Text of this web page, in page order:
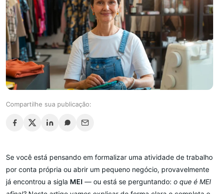
Compartilhe sua publicação:
Se você está pensando em formalizar uma atividade de trabalho
por conta própria ou abrir um pequeno negócio, provavelmente
já encontrou a sigla MEI — ou está se perguntando: o que é MEI